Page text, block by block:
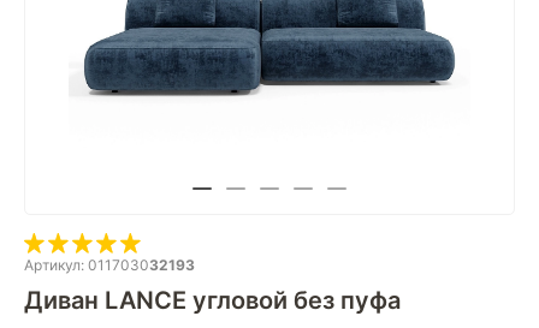
Артикул: 011703032193
Диван LANCE угловой без пуфа